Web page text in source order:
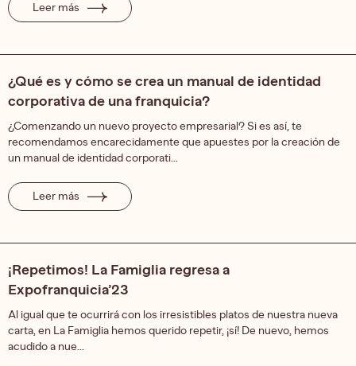
Leer más
¿Qué es y cómo se crea un manual de identidad
corporativa de una franquicia?
¿Comenzando un nuevo proyecto empresarial? Si es así, te
recomendamos encarecidamente que apuestes por la creación de
un manual de identidad corporati...
Leer más
¡Repetimos! La Famiglia regresa a
Expofranquicia’23
Al igual que te ocurrirá con los irresistibles platos de nuestra nueva
carta, en La Famiglia hemos querido repetir, ¡sí! De nuevo, hemos
acudido a nue...